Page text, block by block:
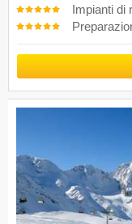
Impianti di